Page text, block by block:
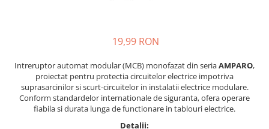
19,99 RON
Intreruptor automat modular (MCB) monofazat din seriaAMPARO,
proiectat pentru protectia circuitelor electrice impotriva
suprasarcinilor si scurt-circuitelor in instalatii electrice modulare.
Conform standardelor internationale de siguranta, ofera operare
fiabila si durata lunga de functionare in tablouri electrice.
Detalii: